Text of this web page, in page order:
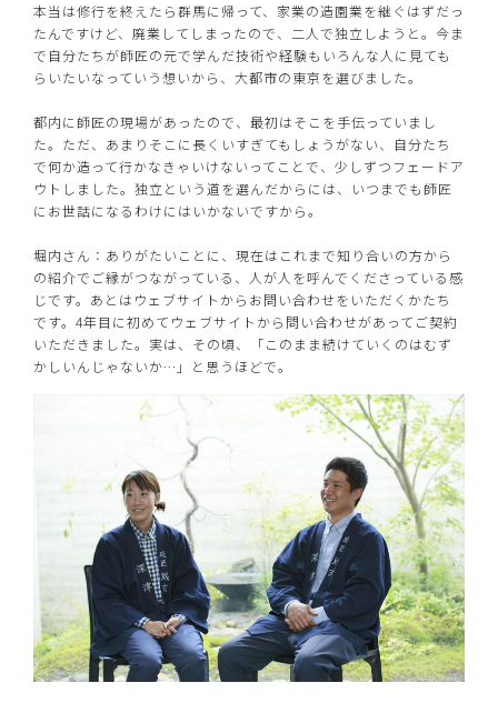
本当は修行を終えたら群馬に帰って、家業の造園業を継ぐはずだっ
たんですけど、廃業してしまったので、二人で独立しようと。今ま
で自分たちが師匠の元で学んだ技術や経験もいろんな人に見ても
らいたいなっていう想いから、大都市の東京を選びました。
都内に師匠の現場があったので、最初はそこを手伝っていまし
た。ただ、あまりそこに長くいすぎてもしょうがない、自分たち
で何か造って行かなきゃいけないってことで、少しずつフェードア
ウトしました。独立という道を選んだからには、いつまでも師匠
にお世話になるわけにはいかないですから。
堀内さん：ありがたいことに、現在はこれまで知り合いの方から
の紹介でご縁がつながっている、人が人を呼んでくださっている感
じです。あとはウェブサイトからお問い合わせをいただくかたち
です。4年目に初めてウェブサイトから問い合わせがあってご契約
いただきました。実は、その頃、「このまま続けていくのはむず
かしいんじゃないか…」と思うほどで。